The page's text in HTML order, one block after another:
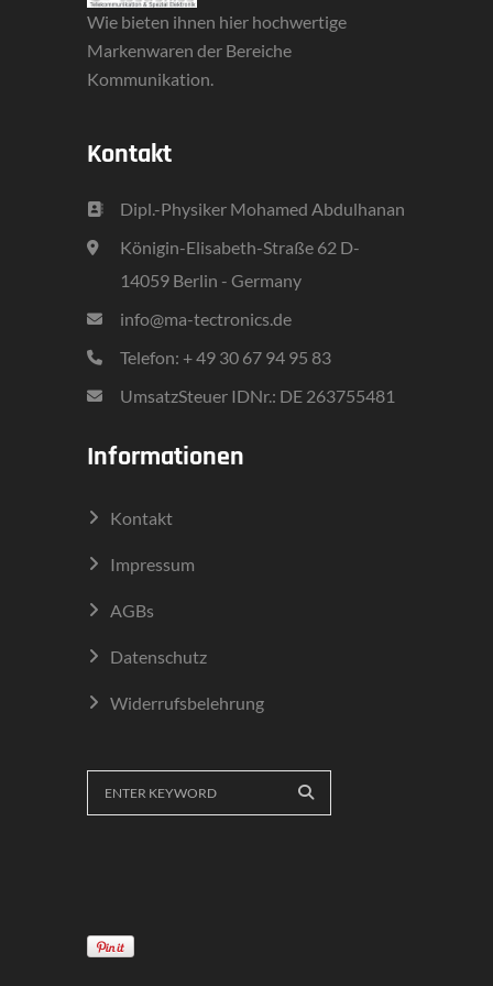
Wie bieten ihnen hier hochwertige
Markenwaren der Bereiche
Kommunikation.
Kontakt
Dipl.-Physiker Mohamed Abdulhanan
Königin-Elisabeth-Straße 62 D-
14059 Berlin - Germany
info@ma-tectronics.de
Telefon: + 49 30 67 94 95 83
UmsatzSteuer IDNr.: DE 263755481
Informationen
Kontakt
Impressum
AGBs
Datenschutz
Widerrufsbelehrung